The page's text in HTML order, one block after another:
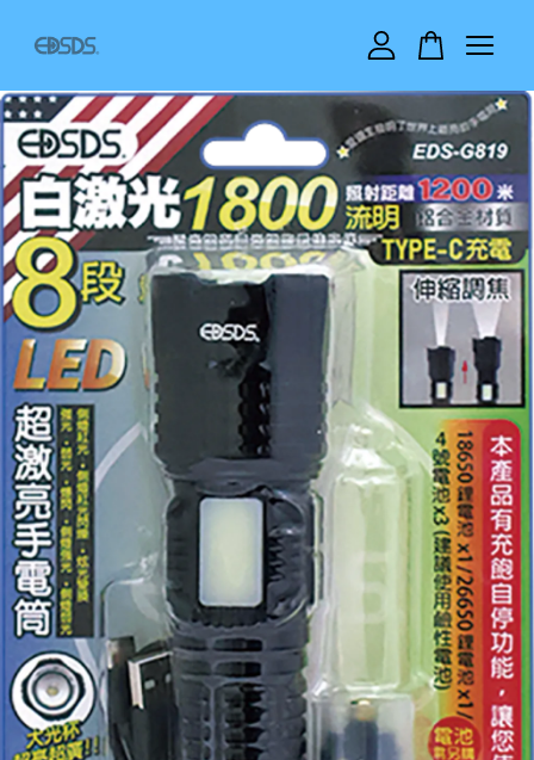
您的購物車目前還是空的。
繼續購物